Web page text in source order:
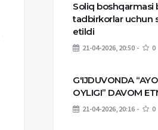
Soliq boshqarmasi
tadbirkorlar uchun
etildi
21-04-2026, 20:50 0
G'IJDUVONDA
OYLIGI” DAVOM
21-04-2026, 20:16 0